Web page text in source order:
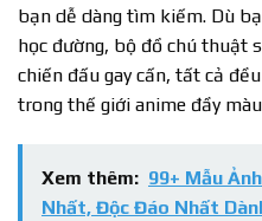
bạn dễ dàng tìm kiếm. Dù
học đường, bộ đồ chú thuật
chiến đấu gay cấn, tất cả
trong thế giới anime đầy
Xem thêm: 99+ Mẫu
Nhất, Độc Đáo Nhất